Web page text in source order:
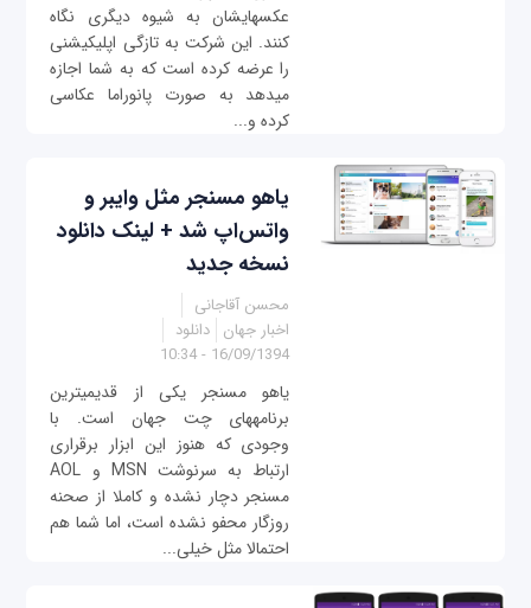
عکس‎هایشان به شیوه دیگری نگاه
کنند. این شرکت به تازگی اپلیکیشنی
را عرضه کرده است که به شما اجازه
می‎دهد به صورت پانوراما عکاسی
کرده و...
یاهو مسنجر مثل وایبر و
واتس‌اپ شد + لینک دانلود
نسخه جدید
محسن آقاجانی
اخبار جهان دانلود
16/09/1394 - 10:34
یاهو مسنجر یکی از قدیمی‎‎ترین
برنامه‎های چت جهان است. با
وجودی که هنوز این ابزار برقراری
ارتباط به سرنوشت MSN و AOL
مسنجر دچار نشده و کاملا از صحنه
روزگار محفو نشده است، اما شما هم
احتمالا مثل خیلی‎...